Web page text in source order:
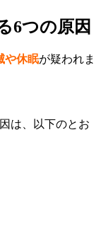
6つの原因
や休眠が疑われま
は、以下のとお